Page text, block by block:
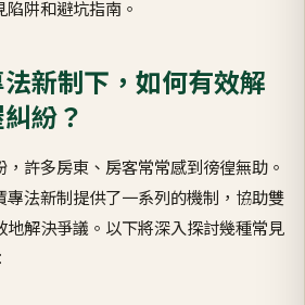
阱和避坑指南。
新制下，如何有效解
紛？
，許多房東、房客常常感到徬徨無助。
專法新制提供了一系列的機制，協助雙
地解決爭議。以下將深入探討幾種常見